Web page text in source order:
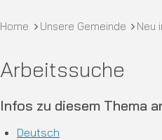
Breadcrumb
Home Unsere Gemeinde Neu
Arbeitssuche
Infos zu diesem Thema
Deutsch